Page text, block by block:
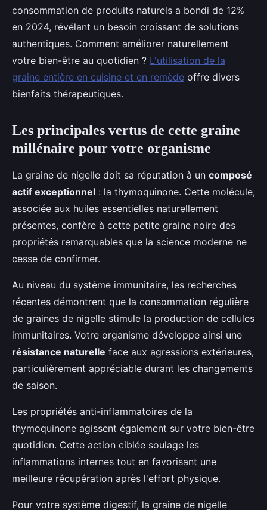
consommation de produits naturels a bondi de 12%
en 2024, révélant un besoin croissant de solutions
authentiques. Comment améliorer naturellement
votre bien-être au quotidien ? L'utilisation de la
graine entière en cuisine et en remède offre divers
bienfaits thérapeutiques.
Les principales vertus de cette graine
millénaire pour votre organisme
La graine de nigelle doit sa réputation à un composé
actif exceptionnel : la thymoquinone. Cette molécule,
associée aux huiles essentielles naturellement
présentes, confère à cette petite graine noire des
propriétés remarquables que la science moderne ne
cesse de confirmer.
Au niveau du système immunitaire, les recherches
récentes démontrent que la consommation régulière
de graines de nigelle stimule la production de cellules
immunitaires. Votre organisme développe ainsi une
résistance naturelle face aux agressions extérieures,
particulièrement appréciable durant les changements
de saison.
Les propriétés anti-inflammatoires de la
thymoquinone agissent également sur votre bien-être
quotidien. Cette action ciblée soulage les
inflammations internes tout en favorisant une
meilleure récupération après l'effort physique.
Pour votre système digestif, la graine de nigelle